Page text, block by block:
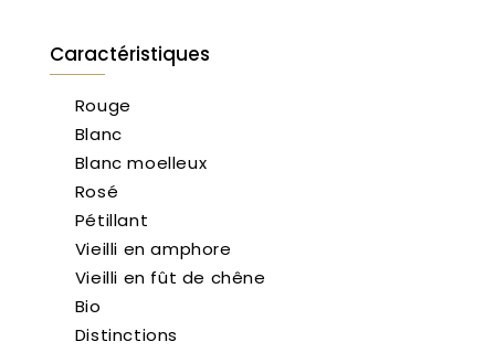
Caractéristiques
Rouge
Blanc
Blanc moelleux
Rosé
Pétillant
Vieilli en amphore
Vieilli en fût de chêne
Bio
Distinctions